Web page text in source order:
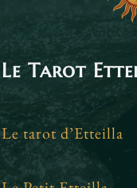
Le Tarot
Le tarot d’Etteilla